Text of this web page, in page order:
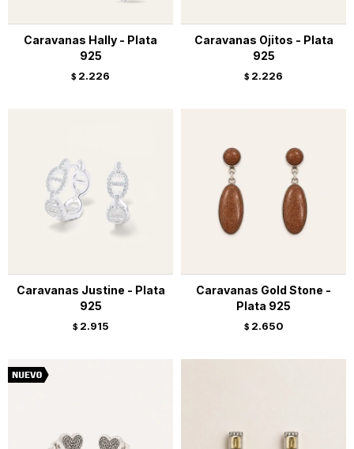
Caravanas Hally - Plata
925
$ 2.226
Caravanas Ojitos - Plata
925
$ 2.226
Caravanas Justine - Plata
925
$ 2.915
Caravanas Gold Stone -
Plata 925
$ 2.650